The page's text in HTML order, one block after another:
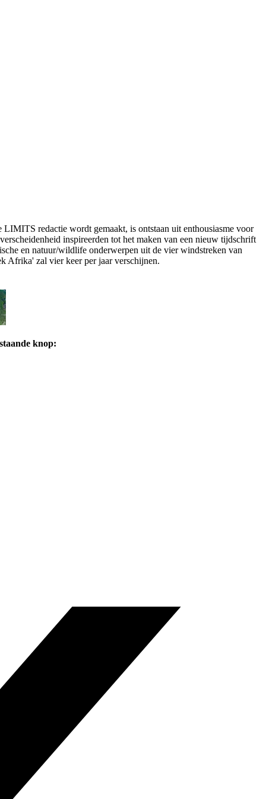
redactie wordt gemaakt, is ontstaan uit enthousiasme voor
inspireerden tot het maken van een nieuw tijdschrift
en natuur/wildlife onderwerpen uit de vier windstreken van
Afrika' zal vier keer per jaar verschijnen.
knop: